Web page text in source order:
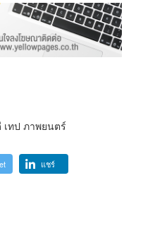
เทป ภาพยนตร์
แชร์